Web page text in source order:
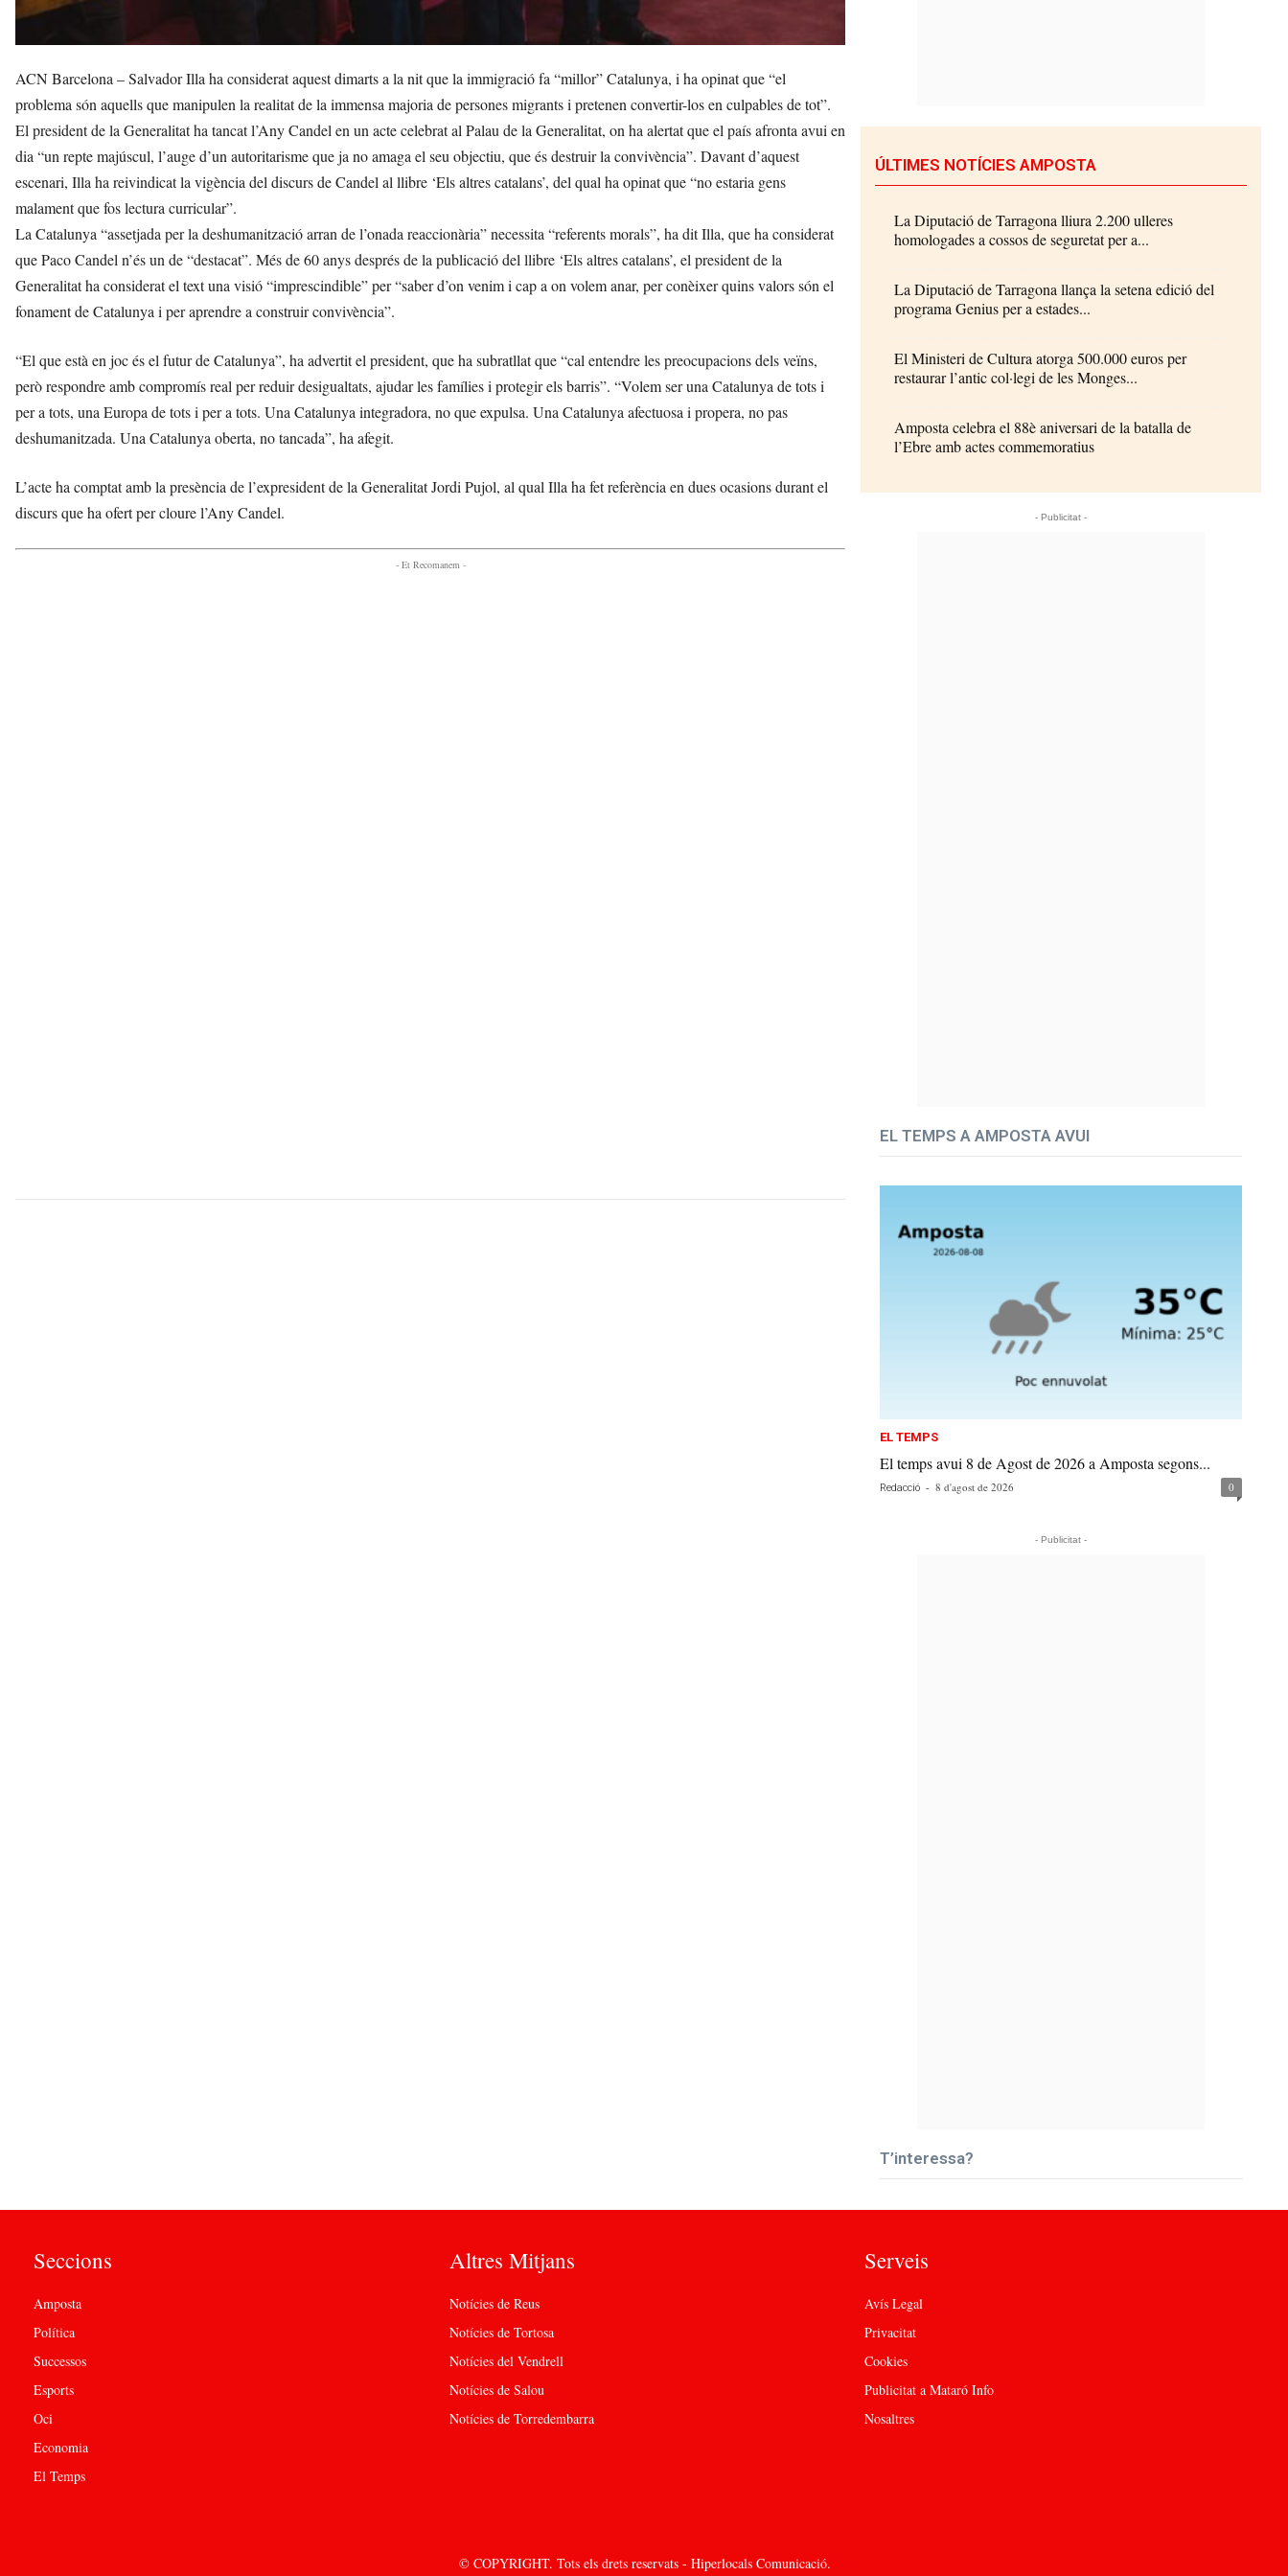
ACN Barcelona – Salvador Illa ha considerat aquest dimarts a la nit que la immigració fa “millor” Catalunya, i ha opinat que “el
problema són aquells que manipulen la realitat de la immensa majoria de persones migrants i pretenen convertir-los en culpables de tot”.
El president de la Generalitat ha tancat l’Any Candel en un acte celebrat al Palau de la Generalitat, on ha alertat que el país afronta avui en
dia “un repte majúscul, l’auge d’un autoritarisme que ja no amaga el seu objectiu, que és destruir la convivència”. Davant d’aquest
escenari, Illa ha reivindicat la vigència del discurs de Candel al llibre ‘Els altres catalans’, del qual ha opinat que “no estaria gens
malament que fos lectura curricular”.
La Catalunya “assetjada per la deshumanització arran de l’onada reaccionària” necessita “referents morals”, ha dit Illa, que ha considerat
que Paco Candel n’és un de “destacat”. Més de 60 anys després de la publicació del llibre ‘Els altres catalans’, el president de la
Generalitat ha considerat el text una visió “imprescindible” per “saber d’on venim i cap a on volem anar, per conèixer quins valors són el
fonament de Catalunya i per aprendre a construir convivència”.
“El que està en joc és el futur de Catalunya”, ha advertit el president, que ha subratllat que “cal entendre les preocupacions dels veïns,
però respondre amb compromís real per reduir desigualtats, ajudar les famílies i protegir els barris”. “Volem ser una Catalunya de tots i
per a tots, una Europa de tots i per a tots. Una Catalunya integradora, no que expulsa. Una Catalunya afectuosa i propera, no pas
deshumanitzada. Una Catalunya oberta, no tancada”, ha afegit.
L’acte ha comptat amb la presència de l’expresident de la Generalitat Jordi Pujol, al qual Illa ha fet referència en dues ocasions durant el
discurs que ha ofert per cloure l’Any Candel.
- Et Recomanem -
ÚLTIMES NOTÍCIES AMPOSTA
La Diputació de Tarragona lliura 2.200 ulleres
homologades a cossos de seguretat per a...
La Diputació de Tarragona llança la setena edició del
programa Genius per a estades...
El Ministeri de Cultura atorga 500.000 euros per
restaurar l’antic col·legi de les Monges...
Amposta celebra el 88è aniversari de la batalla de
l’Ebre amb actes commemoratius
- Publicitat -
EL TEMPS A AMPOSTA AVUI
EL TEMPS
El temps avui 8 de Agost de 2026 a Amposta segons...
Redacció - 8 d'agost de 2026 0
- Publicitat -
T’interessa?
Seccions
Amposta
Política
Successos
Esports
Oci
Economia
El Temps
Altres Mitjans
Notícies de Reus
Notícies de Tortosa
Notícies del Vendrell
Notícies de Salou
Notícies de Torredembarra
Serveis
Avís Legal
Privacitat
Cookies
Publicitat a Mataró Info
Nosaltres
© COPYRIGHT. Tots els drets reservats - Hiperlocals Comunicació.